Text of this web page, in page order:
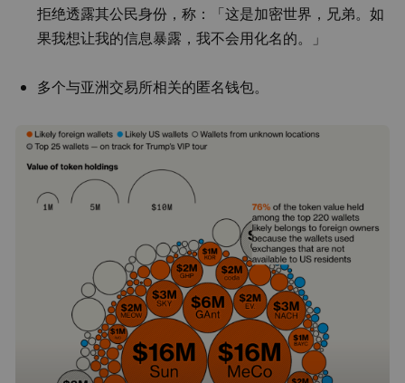
拒绝透露其公民身份，称：「这是加密世界，兄弟。如
果我想让我的信息暴露，我不会用化名的。」
多个与亚洲交易所相关的匿名钱包。